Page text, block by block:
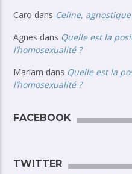
Caro dans Celine,
Agnes dans Quelle est la
l’homosexualité ?
Mariam dans Quelle est la
l’homosexualité ?
FACEBOOK
TWITTER